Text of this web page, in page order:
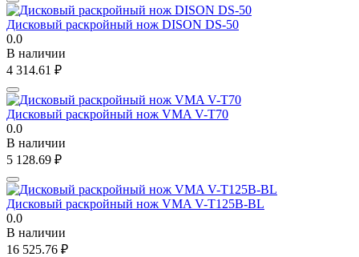
Дисковый раскройный нож DISON DS-50
0.0
В наличии
4 314.61 ₽
Дисковый раскройный нож VMA V-T70
0.0
В наличии
5 128.69 ₽
Дисковый раскройный нож VMA V-T125B-BL
0.0
В наличии
16 525.76 ₽